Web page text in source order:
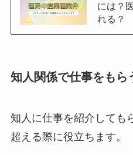
には？
れる？
知人関係で仕事をもら
知人に仕事を紹介しても
超える際に役立ちます。